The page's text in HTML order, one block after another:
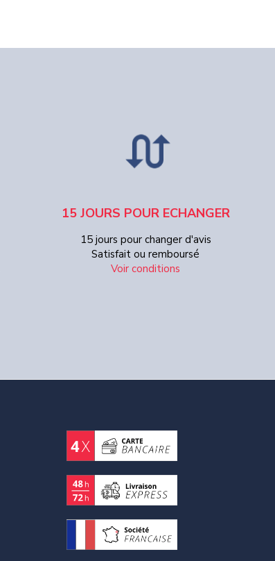
15 JOURS POUR ECHANGER
15 jours pour changer d'avis
Satisfait ou remboursé
Voir conditions